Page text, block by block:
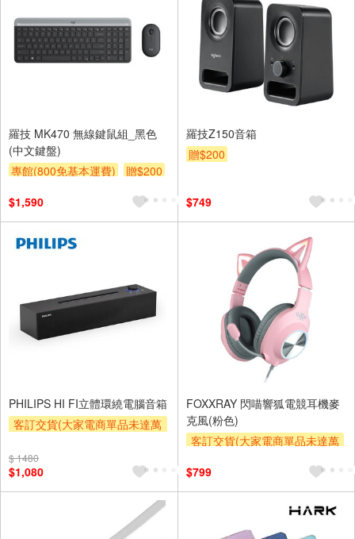
羅技 MK470 無線鍵鼠組_黑色
(中文鍵盤)
專館(800免基本運費)
贈$200
$1,590
羅技Z150音箱
贈$200
$749
PHILIPS HI FI立體環繞電腦音箱
客訂交貨(大家電商單品未達萬
區費另計,實際收費以專人聯絡
$ 1480
$1,080
FOXXRAY 閃喵響狐電競耳機麥
克風(粉色)
客訂交貨(大家電商單品未達萬
區費另計,實際收費以專人聯絡
報價為主)
$799